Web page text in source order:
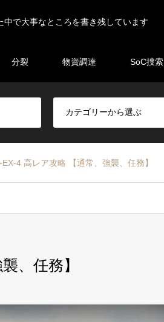
で大事なところを書き残しています
分裂 物資調達 SoC捜索
4 高レア攻略 【通常、強襲、任務】
、任務】